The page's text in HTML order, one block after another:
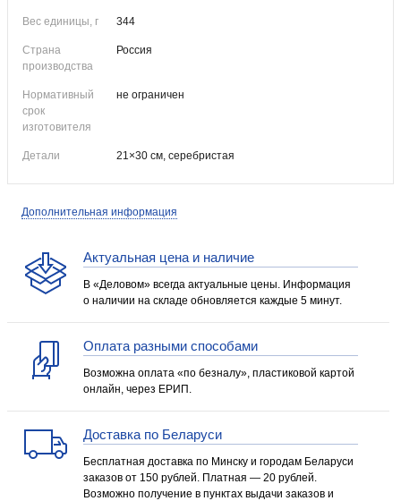
Вес единицы, г 344
Страна
производства
Россия
Нормативный
срок
изготовителя
не ограничен
Детали 21×30 см, серебристая
Дополнительная информация
Актуальная цена и наличие
В «Деловом» всегда актуальные цены. Информация
о наличии на складе обновляется каждые 5 минут.
Оплата разными способами
Возможна оплата «по безналу», пластиковой картой
онлайн, через ЕРИП.
Доставка по Беларуси
Бесплатная доставка по Минску и городам Беларуси
заказов от 150 рублей. Платная — 20 рублей.
Возможно получение в пунктах выдачи заказов и